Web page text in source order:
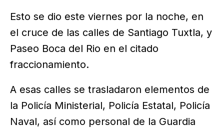
Esto se dio este viernes por la noche, en
el cruce de las calles de Santiago Tuxtla, y
Paseo Boca del Rio en el citado
fraccionamiento.
A esas calles se trasladaron elementos de
la Policía Ministerial, Policía Estatal, Policía
Naval, así como personal de la Guardia